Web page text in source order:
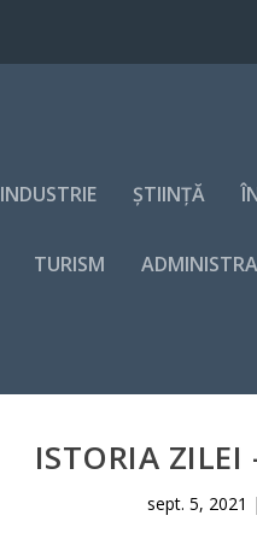
INDUSTRIE ȘTIINȚĂ
TURISM
ISTORIA ZILEI
sept. 5, 2021 |